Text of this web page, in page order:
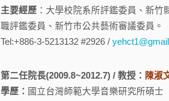
主要經歷 ：大學校院系所評鑑委員、新
職評鑑委員、新竹市公共藝術審議委員。
Tel:+886-3-5213132 #2926 /
第二任院長(2009.8~2012.7) / 教授： 陳淑
學歷： 國立台灣師範大學音樂研究所碩士